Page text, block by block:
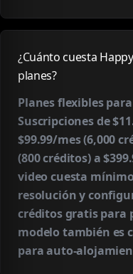
¿Cuánto cuesta
planes?
Planes flexibles
Suscripciones de
$99.99/mes (6,000
(800 créditos) a
video cuesta
resolución y
créditos gratis para
modelo también es
para auto-